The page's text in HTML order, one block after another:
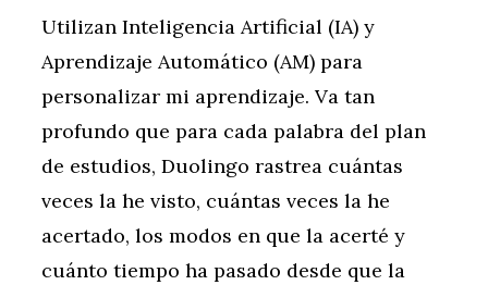
Utilizan Inteligencia Artificial (IA) y
Aprendizaje Automático (AM) para
personalizar mi aprendizaje. Va tan
profundo que para cada palabra del plan
de estudios, Duolingo rastrea cuántas
veces la he visto, cuántas veces la he
acertado, los modos en que la acerté y
cuánto tiempo ha pasado desde que la